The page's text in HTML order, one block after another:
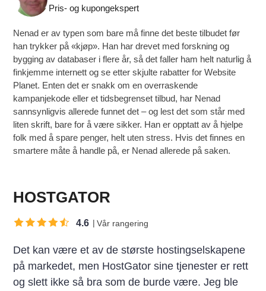
Pris- og kupongekspert
Nenad er av typen som bare må finne det beste tilbudet før
han trykker på «kjøp». Han har drevet med forskning og
bygging av databaser i flere år, så det faller ham helt naturlig å
finkjemme internett og se etter skjulte rabatter for Website
Planet. Enten det er snakk om en overraskende
kampanjekode eller et tidsbegrenset tilbud, har Nenad
sannsynligvis allerede funnet det – og lest det som står med
liten skrift, bare for å være sikker. Han er opptatt av å hjelpe
folk med å spare penger, helt uten stress. Hvis det finnes en
smartere måte å handle på, er Nenad allerede på saken.
HOSTGATOR
4.6 Vår rangering
Det kan være et av de største hostingselskapene
på markedet, men HostGator sine tjenester er rett
og slett ikke så bra som de burde være. Jeg ble